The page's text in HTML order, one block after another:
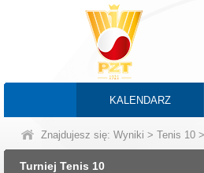
KALENDARZ
Znajdujesz się: Wyniki > Tenis 10 >
Turniej Tenis 10